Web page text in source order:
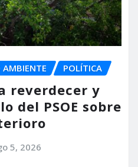
AMBIENTE POLÍTICA
reverdecer y
del PSOE sobre
5, 2026